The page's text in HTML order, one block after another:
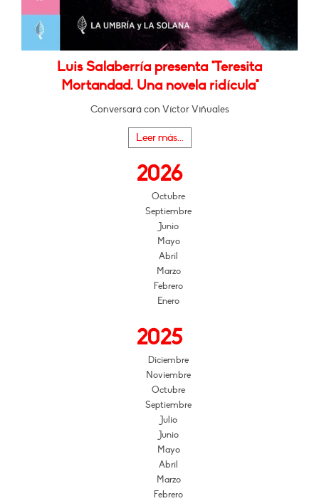
Luis Salaberría presenta "Teresita
Mortandad. Una novela ridícula"
Conversará con Víctor Viñuales
Leer más...
2026
Octubre
Septiembre
Junio
Mayo
Abril
Marzo
Febrero
Enero
2025
Diciembre
Noviembre
Octubre
Septiembre
Julio
Junio
Mayo
Abril
Marzo
Febrero